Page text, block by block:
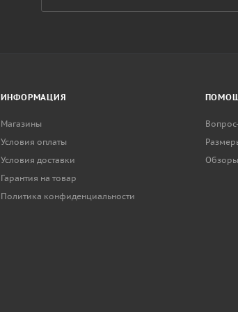
ИНФОРМАЦИЯ
Магазины
Условия оплаты
Условия доставки
Гарантия на товар
Политика конфиденциальности
Обзоры